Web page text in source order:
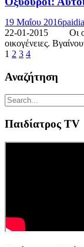
19 Μαΐου 2016
22-01-2015 Οι
οικογένειες.
1 2 3 4
Αναζήτηση
Παιδίατρος TV